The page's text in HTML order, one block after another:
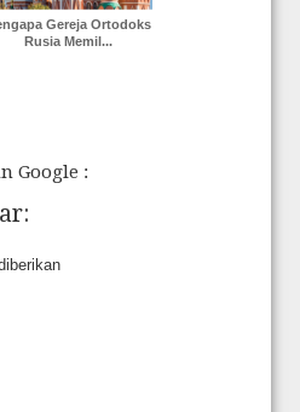
Gereja Ortodoks
Rusia Memil...
Google :